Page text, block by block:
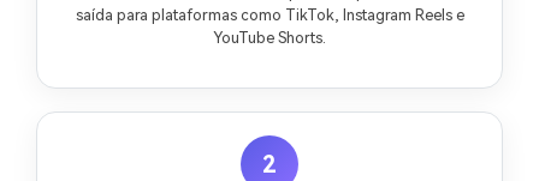
saída para plataformas como TikTok, Instagram Reels e
YouTube Shorts.
2